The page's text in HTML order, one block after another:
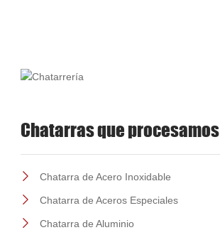
Chatarras que procesamos
Chatarra de Acero Inoxidable
Chatarra de Aceros Especiales
Chatarra de Aluminio